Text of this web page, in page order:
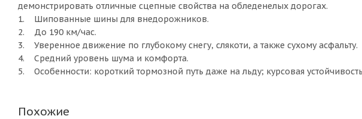
демонстрировать отличные сцепные свойства на обледенелых дорогах.
1. Шипованные шины для внедорожников.
2. До 190 км/час.
3. Уверенное движение по глубокому снегу, слякоти, а также сухому асфальту.
4. Средний уровень шума и комфорта.
5. Особенности: короткий тормозной путь даже на льду; курсовая
Похожие